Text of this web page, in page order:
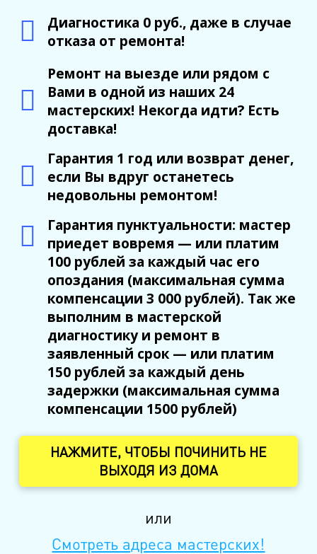
пр. Косыгина, д.28, к.1
пр. Юрия Гагарина, д.15
м. Московская
пр. Московский, 212, Дом Советов, 1
этаж, кабинет 1130, вход у кафе Авантаж
м. Фрунзенская
ул. Киевская, д.32В
м. Купчино
ул. Ярослава Гашека, д.4, к.1
ст. ЖД Колпино, ул. Тверская, д.1/13
м. Удельная
пр. Энгельса, д.19
Промзона Мягловская, Всеволожский
муниципальный район, Ленинградская
область, ​Круговая улица, д. 47
м. Электросила
ул. Решетникова, д.3
Диагностика 0 руб., даже в случае
отказа от ремонта!
Ремонт на выезде или рядом с
Вами в одной из наших 24
мастерских! Некогда идти? Есть
доставка!
Гарантия 1 год или возврат денег,
если Вы вдруг останетесь
недовольны ремонтом!
Гарантия пунктуальности: мастер
приедет вовремя — или платим
100 рублей за каждый час его
опоздания (максимальная сумма
компенсации 3 000 рублей). Так же
выполним в мастерской
диагностику и ремонт в
заявленный срок — или платим
150 рублей за каждый день
задержки (максимальная сумма
компенсации 1500 рублей)
НАЖМИТЕ, ЧТОБЫ ПОЧИНИТЬ НЕ
ВЫХОДЯ ИЗ ДОМА
или
Смотреть адреса мастерских!